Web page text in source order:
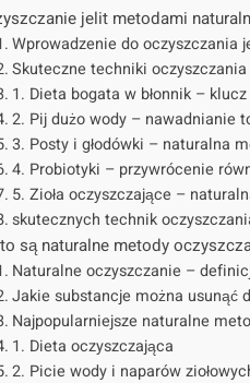
jelit metodami
Wprowadzenie do oczyszczania
Skuteczne techniki
1. Dieta bogata w błonnik –
2. Pij dużo wody – nawadnianie
3. Posty i głodówki – naturalna
4. Probiotyki – przywrócenie
5. Zioła oczyszczające –
skutecznych technik
są naturalne metody
Naturalne oczyszczanie –
Jakie substancje można usunąć
Najpopularniejsze naturalne
1. Dieta oczyszczająca
2. Picie wody i naparów